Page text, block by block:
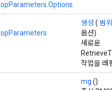
생성 ( 범위
옵션)
새로운
작업을 래
mg ()